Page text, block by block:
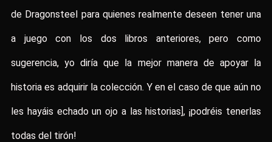
de Dragonsteel para quienes realmente deseen tener una
a juego con los dos libros anteriores, pero como
sugerencia, yo diría que la mejor manera de apoyar la
historia es adquirir la colección. Y en el caso de que aún no
les hayáis echado un ojo a las historias], ¡podréis tenerlas
todas del tirón!